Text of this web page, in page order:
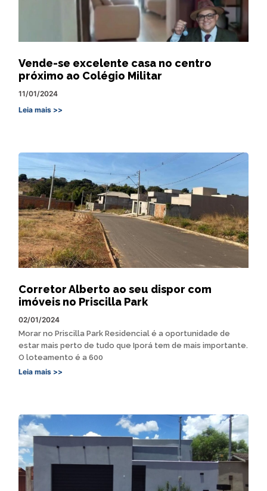
Vende-se excelente casa no centro
próximo ao Colégio Militar
11/01/2024
Leia mais >>
Corretor Alberto ao seu dispor com
imóveis no Priscilla Park
02/01/2024
Morar no Priscilla Park Residencial é a oportunidade de
estar mais perto de tudo que Iporá tem de mais importante.
O loteamento é a 600
Leia mais >>